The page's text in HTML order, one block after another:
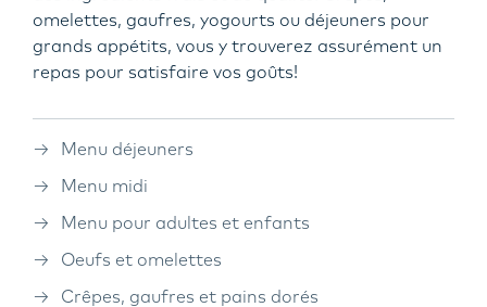
omelettes, gaufres, yogourts ou déjeuners pour
grands appétits, vous y trouverez assurément un
repas pour satisfaire vos goûts!
Menu déjeuners
Menu midi
Menu pour adultes et enfants
Oeufs et omelettes
Crêpes, gaufres et pains dorés